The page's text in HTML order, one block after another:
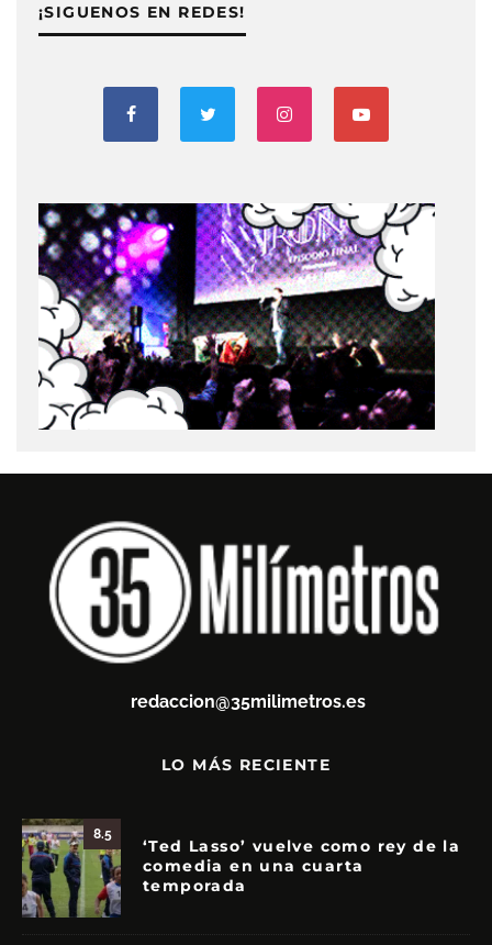
¡SIGUENOS EN REDES!
redaccion@35milimetros.es
LO MÁS RECIENTE
8.5
‘Ted Lasso’ vuelve como rey de la
comedia en una cuarta
temporada